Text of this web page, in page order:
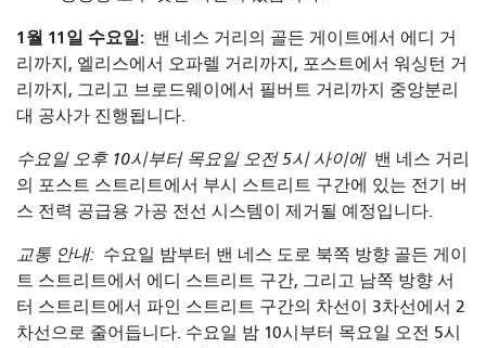
1월 11일 수요일: 밴 네스 거리의 골든 게이트에서 에디 거
리까지, 엘리스에서 오파렐 거리까지, 포스트에서 워싱턴 거
리까지, 그리고 브로드웨이에서 필버트 거리까지 중앙분리
대 공사가 진행됩니다.
수요일 오후 10시부터 목요일 오전 5시 사이에밴 네스 거리
의 포스트 스트리트에서 부시 스트리트 구간에 있는 전기 버
스 전력 공급용 가공 전선 시스템이 제거될 예정입니다.
교통 안내: 수요일 밤부터 밴 네스 도로 북쪽 방향 골든 게이
트 스트리트에서 에디 스트리트 구간, 그리고 남쪽 방향 서
터 스트리트에서 파인 스트리트 구간의 차선이 3차선에서 2
차선으로 줄어듭니다. 수요일 밤 10시부터 목요일 오전 5시